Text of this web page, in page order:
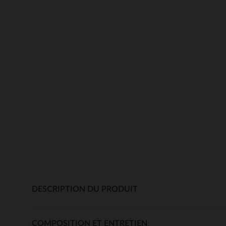
DESCRIPTION DU PRODUIT
COMPOSITION ET ENTRETIEN